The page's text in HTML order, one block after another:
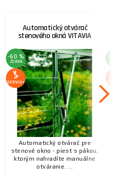
Automatický otvárač
stenového okná VITAVIA
-60 %
ZĽAVA
SERVIS+
Automatický otvárač pre
stenové okno - piest s pákou,
ktorým nahradíte manuálne
otváranie. ...
-58